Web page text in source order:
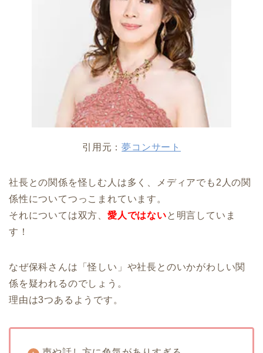
引用元：夢コンサート
社長との関係を怪しむ人は多く、メディアでも2人の関
係性についてつっこまれています。
それについては双方、 愛人ではないと明言していま
す！
なぜ保科さんは「怪しい」や社長とのいかがわしい関
係を疑われるのでしょう。
理由は3つあるようです。